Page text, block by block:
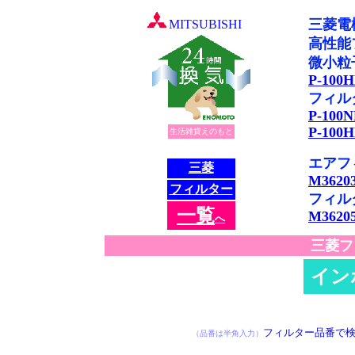
MITSUBISHI
生活雑貨えのもと
三菱
フィルター
一覧へ
三菱電
高性能
微小粒
P-
フィル
P-
P-
エアフ
フィ
三菱
イン
（品番は半角入力） フィルター品番で